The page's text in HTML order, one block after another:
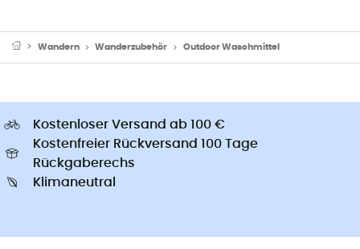
Wandern Wanderzubehör Outdoor Waschmittel
Kostenloser Versand ab 100 €
Kostenfreier Rückversand 100 Tage
Rückgaberechs
Klimaneutral